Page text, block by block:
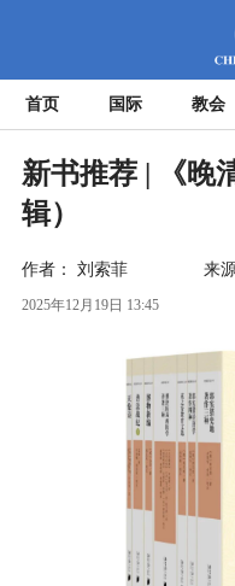
首页 国际 教会
新书推荐 | 《晚
辑）
作者： 刘索菲 来
2025年12月19日 13:45